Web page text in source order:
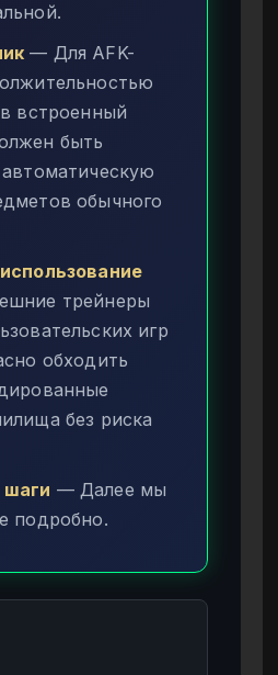
— Для AFK-
встроенный
быть
обычного
трейнеры
игр
обходить
без риска
— Далее мы
подробно.